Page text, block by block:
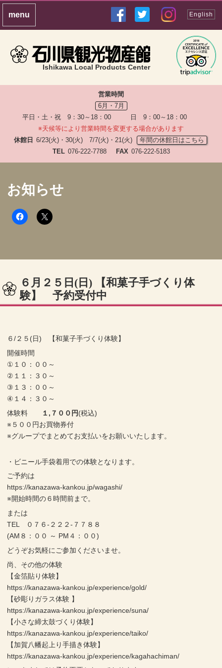
Ishikawa Local Products Center
English
営業時間
6月・7月
平日・土・祝 9：30～18：00 日 9：00～18：00
※天候等により営業時間を変更する場合があります
休館日 6/23(火)・30(火) 7/7(火)・21(火)
年間の休館日はこちら
TEL 076-222-7788 FAX 076-222-5183
お知らせ
６月２５日(日) 【和菓子手づくり体
験】 予約受付中
６/２５(日) 【和菓子手づくり体験】
開催時間
①１０：００～
②１１：３０～
③１３：００～
④１４：３０～
体験料
１,７００円(税込)
※５００円お買物券付
※グループでまとめてお支払いをお願いいたします。
・ビニール手袋着用での体験となります。
ご予約は
https://kanazawa-kankou.jp/wagashi/
※開始時間の６時間前まで。
または
TEL ０７６-２２２-７７８８
(AM８：００ ～ PM４：００)
どうぞお気軽にご参加くださいませ。
尚、その他の体験
【金箔貼り体験】
https://kanazawa-kankou.jp/experience/gold/
【砂彫りガラス体験 】
https://kanazawa-kankou.jp/experience/suna/
【小さな締太鼓づくり体験】
https://kanazawa-kankou.jp/experience/taiko/
【加賀八幡起上り手描き体験】
https://kanazawa-kankou.jp/experience/kagahachiman/